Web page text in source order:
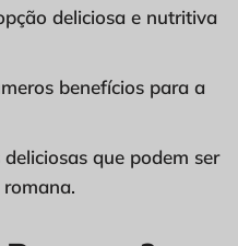
deliciosa e nutritiva
benefícios para a
que podem ser